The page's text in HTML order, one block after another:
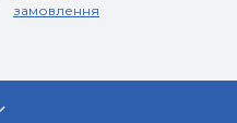
замовлення